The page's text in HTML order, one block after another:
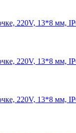
220V, 13*8 мм,
220V, 13*8 мм,
220V, 13*8 мм,